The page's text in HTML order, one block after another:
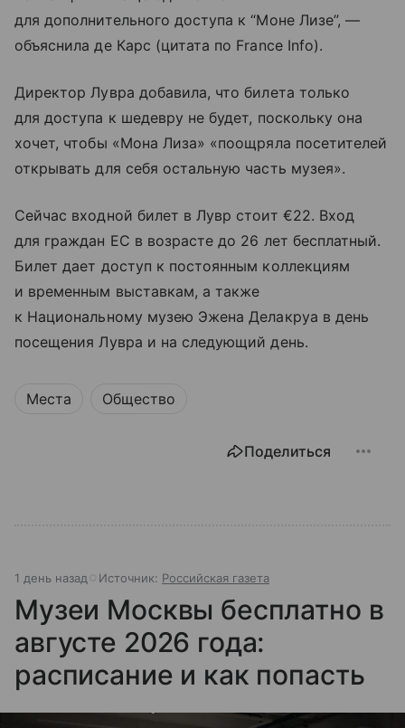
для дополнительного доступа к “Моне Лизе”, —
объяснила де Карс (цитата по France Info).
Директор Лувра добавила, что билета только
для доступа к шедевру не будет, поскольку она
хочет, чтобы «Мона Лиза» «поощряла посетителей
открывать для себя остальную часть музея».
Сейчас входной билет в Лувр стоит €22. Вход
для граждан ЕС в возрасте до 26 лет бесплатный.
Билет дает доступ к постоянным коллекциям
и временным выставкам, а также
к Национальному музею Эжена Делакруа в день
посещения Лувра и на следующий день.
Места Общество
Поделиться
1 день назад Источник: Российская газета
Музеи Москвы бесплатно в
августе 2026 года:
расписание и как попасть